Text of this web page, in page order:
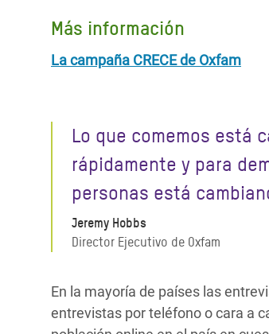
Más información
La campaña CRECE de Oxfam
Lo que comemos está
rápidamente y para
personas está
Jeremy Hobbs
Director Ejecutivo de Oxfam
En la mayoría de países las
entrevistas por teléfono o cara a